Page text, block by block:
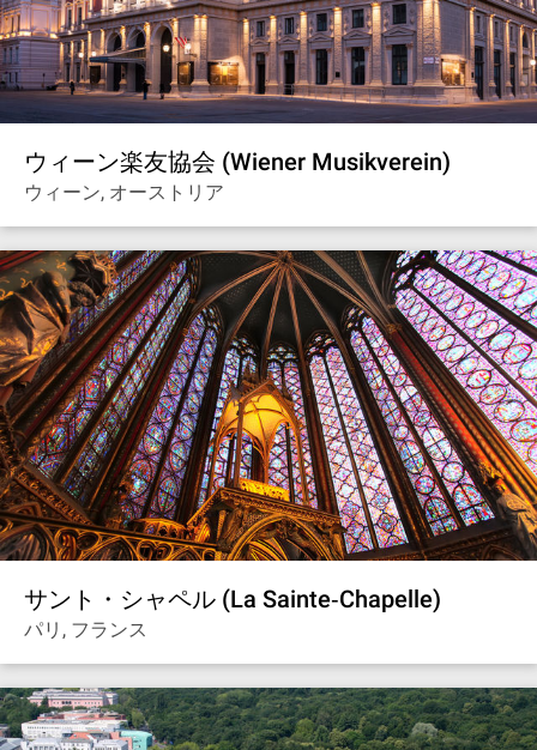
ウィーン楽友協会 (Wiener Musikverein)
ウィーン, オーストリア
サント・シャペル (La Sainte‐Chapelle)
パリ, フランス